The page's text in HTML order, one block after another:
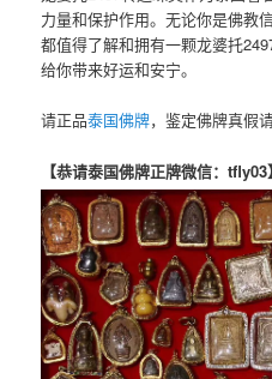
力量和保护作用。无论你是佛教
都值得了解和拥有一颗龙婆托
给你带来好运和安宁。
请正品泰国佛牌，鉴定佛牌真假
【恭请泰国佛牌正牌微信：tfly03】